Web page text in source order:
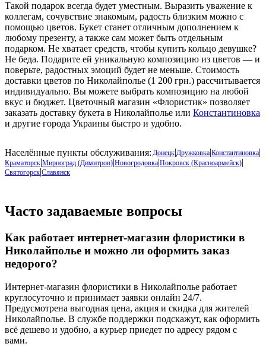
Такой подарок всегда будет уместным. Выразить уважение к
коллегам, сочувствие знакомым, радость близким можно с
помощью цветов. Букет станет отличным дополнением к
любому презенту, а также сам может быть отдельным
подарком. Не хватает средств, чтобы купить кольцо девушке?
Не беда. Подарите ей уникальную композицию из цветов — и
поверьте, радостных эмоций будет не меньше. Стоимость
доставки цветов по Николайполье (1 200 грн.) рассчитывается
индивидуально. Вы можете выбрать композицию на любой
вкус и бюджет. Цветочный магазин «Флористик» позволяет
заказать доставку букета в Николайполье или Константиновка
и другие города Украины быстро и удобно.
Населённые пункты обслуживания: Донецк Дружковка Константиновка
Краматорск Мирноград (Димитров) Новогродовка Покровск (Красноармейск)
Святогорск Славянск
Часто задаваемые вопросы
Как работает интернет-магазин флористики в
Николайполье и можно ли оформить заказ
недорого?
Интернет-магазин флористики в Николайполье работает
круглосуточно и принимает заявки онлайн 24/7.
Предусмотрена выгодная цена, акция и скидка для жителей
Николайполье. В службе поддержки подскажут, как оформить
всё дешево и удобно, а курьер приедет по адресу рядом с
вами.